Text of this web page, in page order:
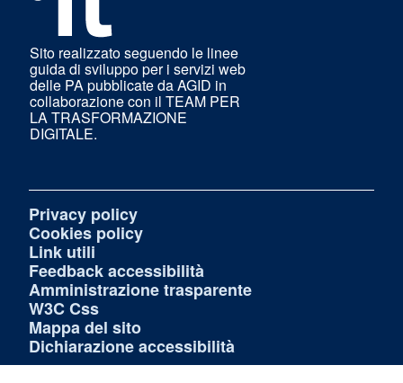
Sito realizzato seguendo le linee
guida di sviluppo per i servizi web
delle PA pubblicate da AGID in
collaborazione con il TEAM PER
LA TRASFORMAZIONE
DIGITALE.
Privacy policy
Cookies policy
Link utili
Feedback accessibilità
Amministrazione trasparente
W3C Css
Mappa del sito
Dichiarazione accessibilità